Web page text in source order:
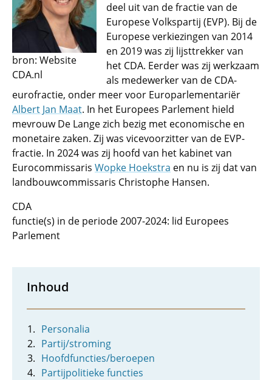
bron: Website
CDA.nl
deel uit van de fractie van de
Europese Volkspartij (EVP). Bij de
Europese verkiezingen van 2014
en 2019 was zij lijsttrekker van
het CDA. Eerder was zij werkzaam
als medewerker van de CDA-
eurofractie, onder meer voor Europarlementariër
Albert Jan Maat. In het Europees Parlement hield
mevrouw De Lange zich bezig met economische en
monetaire zaken. Zij was vicevoorzitter van de EVP-
fractie. In 2024 was zij hoofd van het kabinet van
Eurocommissaris Wopke Hoekstra en nu is zij dat van
landbouwcommissaris Christophe Hansen.
CDA
functie(s) in de periode 2007-2024: lid Europees
Parlement
Inhoud
Personalia
Partij/stroming
Hoofdfuncties/beroepen
Partijpolitieke functies